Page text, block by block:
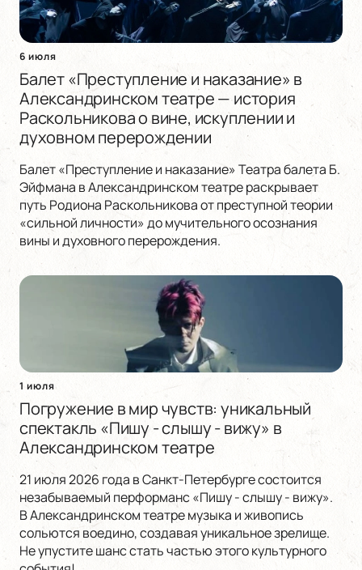
6 июля
Балет «Преступление и наказание» в
Александринском театре — история
Раскольникова о вине, искуплении и
духовном перерождении
Балет «Преступление и наказание» Театра балета Б.
Эйфмана в Александринском театре раскрывает
путь Родиона Раскольникова от преступной теории
«сильной личности» до мучительного осознания
вины и духовного перерождения.
1 июля
Погружение в мир чувств: уникальный
спектакль «Пишу - слышу - вижу» в
Александринском театре
21 июля 2026 года в Санкт-Петербурге состоится
незабываемый перформанс «Пишу - слышу - вижу».
В Александринском театре музыка и живопись
сольются воедино, создавая уникальное зрелище.
Не упустите шанс стать частью этого культурного